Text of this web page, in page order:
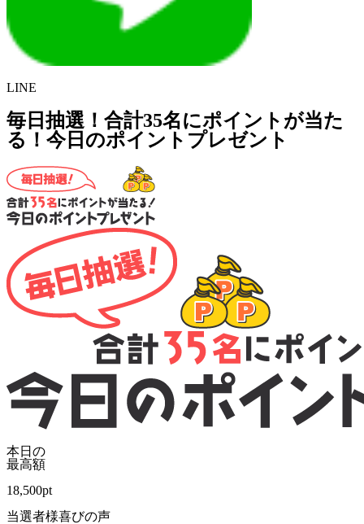
LINE
毎日抽選！合計35名にポイントが当た
る！今日のポイントプレゼント
本日の
最高額
18,500pt
当選者様喜びの声